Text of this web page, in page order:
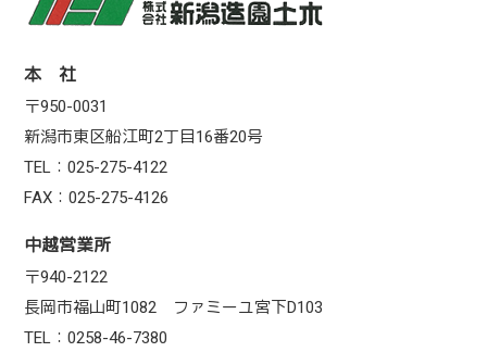
本 社
〒950-0031
新潟市東区船江町2丁目16番20号
TEL：025-275-4122
FAX：025-275-4126
中越営業所
〒940-2122
長岡市福山町1082 ファミーユ宮下D103
TEL：0258-46-7380